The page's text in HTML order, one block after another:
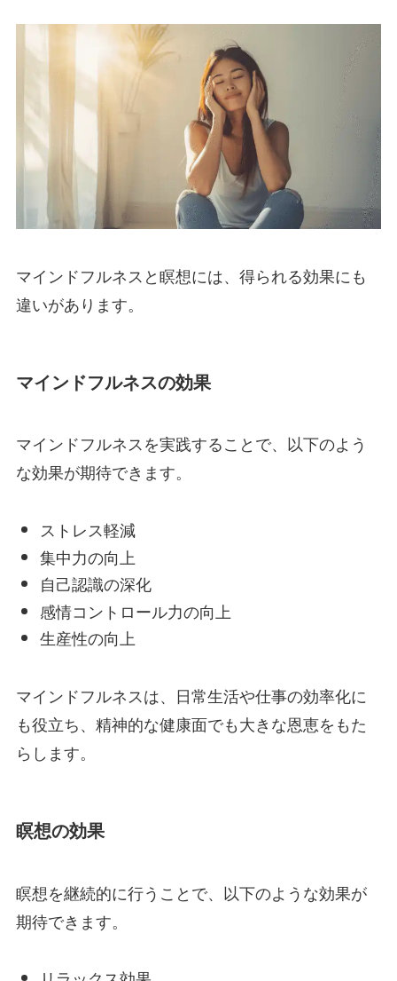
マインドフルネスと瞑想には、得られる効果にも
違いがあります。
マインドフルネスの効果
マインドフルネスを実践することで、以下のよう
な効果が期待できます。
ストレス軽減
集中力の向上
自己認識の深化
感情コントロール力の向上
生産性の向上
マインドフルネスは、日常生活や仕事の効率化に
も役立ち、精神的な健康面でも大きな恩恵をもた
らします。
瞑想の効果
瞑想を継続的に行うことで、以下のような効果が
期待できます。